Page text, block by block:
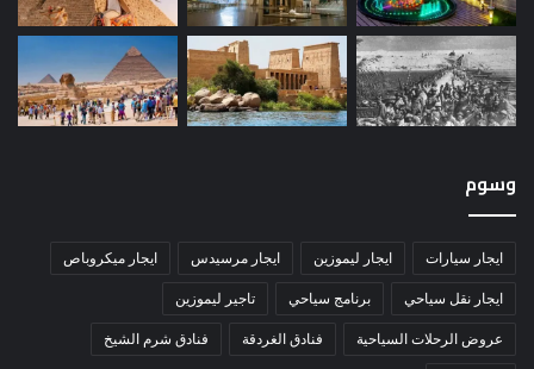
وسوم
ايجار سيارات ايجار ليموزين ايجار مرسيدس ايجار ميكروباص
ايجار نقل سياحي برنامج سياحي تاجير ليموزين
عروض الرحلات السياحية فنادق الغردقة فنادق شرم الشيخ